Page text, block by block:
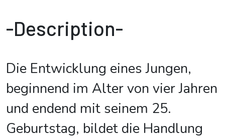
-Description-
Die Entwicklung eines Jungen,
beginnend im Alter von vier Jahren
und endend mit seinem 25.
Geburtstag, bildet die Handlung